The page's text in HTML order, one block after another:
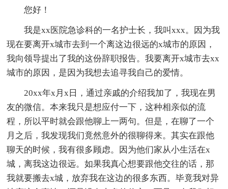
您好！
我是xx医院急诊科的一名护士长，我叫xxx。因为我
现在要离开x城市去到一个离这边很远的x城市的原因，
我向领导提出了我的这份辞职报告。我要离开x城市去xx
城市的原因，是因为我想去追寻我自己的爱情。
20xx年x月x日，通过亲戚的介绍我加了，我现在男
友的微信。本来我只是想应付一下，这种相亲似的流
程，所以平时就会跟他聊上一两句。但是，在聊了一个
月之后，我发现我们竟然意外的很聊得来。其实在跟他
聊天的时候，我有很多顾虑。因为他们家从小生活在x
城，离我这边很远。如果我真心想要跟他交往的话，那
我就要搬去x城，放弃我在这边的很多东西。毕竟我对异